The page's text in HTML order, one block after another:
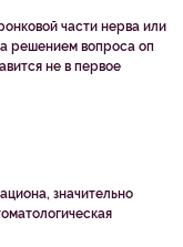
части нерва или
решением вопроса оп
не в первое
значительно